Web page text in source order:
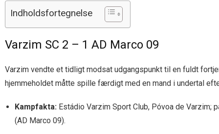
Indholdsfortegnelse
Varzim SC 2 – 1 AD Marco 09
Varzim vendte et tidligt modsat udgangspunkt til en fuldt
hjemmeholdet måtte spille færdigt med en mand i undertal
Kampfakta: Estádio Varzim Sport Club, Póvoa de
(AD Marco 09).